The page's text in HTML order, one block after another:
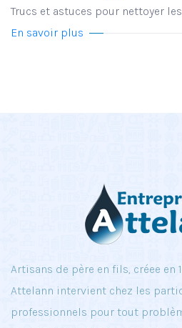
Trucs et astuces pour nettoyer
En savoir plus
Artisans de père en fils, créee en
Attelann intervient chez les
professionnels pour tout